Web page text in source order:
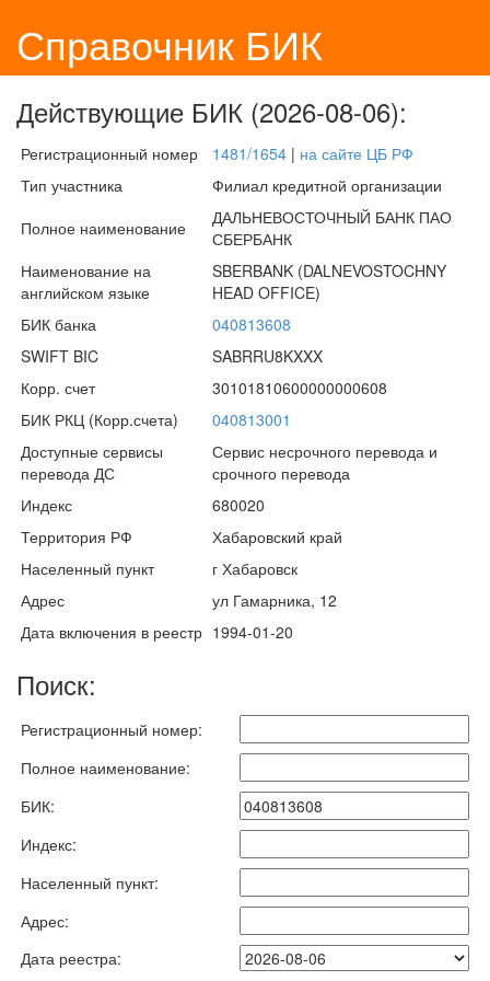
Справочник БИК
Действующие БИК (2026-08-06):
Регистрационный номер 1481/1654 | на сайте ЦБ РФ
Тип участника
Филиал кредитной организации
Полное наименование
ДАЛЬНЕВОСТОЧНЫЙ БАНК ПАО
СБЕРБАНК
Наименование на
английском языке
SBERBANK (DALNEVOSTOCHNY
HEAD OFFICE)
БИК банка
040813608
SWIFT BIC
SABRRU8KXXX
Корр. счет
30101810600000000608
БИК РКЦ (Корр.счета)
040813001
Доступные сервисы
перевода ДС
Сервис несрочного перевода и
срочного перевода
Индекс
680020
Территория РФ
Хабаровский край
Населенный пункт
г Хабаровск
Адрес
ул Гамарника, 12
Дата включения в реестр 1994-01-20
Поиск:
Регистрационный номер:
Полное наименование:
БИК:
Индекс:
Населенный пункт:
Адрес:
Дата реестра: